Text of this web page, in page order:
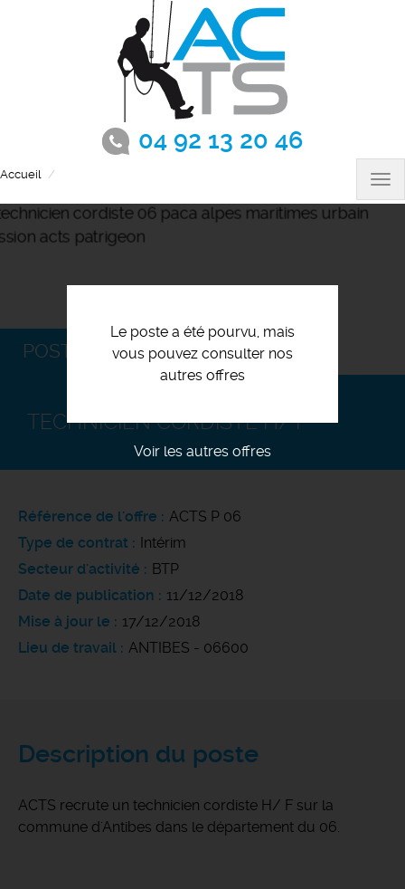
04 92 13 20 46
Accueil
Le poste a été pourvu, mais
vous pouvez consulter nos
autres offres
Voir les autres offres
POSTULEZ
TECHNICIEN CORDISTE H/ F
Référence de l'offre
ACTS P 06
Type de contrat
Intérim
Secteur d'activité
BTP
Date de publication
11/12/2018
Mise à jour le
17/12/2018
Lieu de travail
ANTIBES - 06600
Description du poste
ACTS recrute un technicien cordiste H/ F sur la
commune d'Antibes dans le département du 06.